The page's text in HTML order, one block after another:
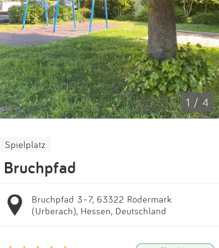
Partner
Kontakt
Impressum
Anmelden 1 / 4
Spielplatz
Bruchpfad
Bruchpfad 3–7, 63322 Rödermark
(Urberach), Hessen, Deutschland